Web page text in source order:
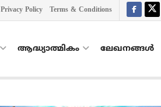
Privacy Policy Terms & Conditions
ആദ്ധ്യാത്മികം ലേഖനങ്ങള്‍